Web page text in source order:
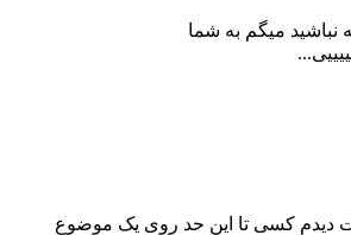
نباشید میگم به شما
دیدم کسی تا این حد روی یک موضوع